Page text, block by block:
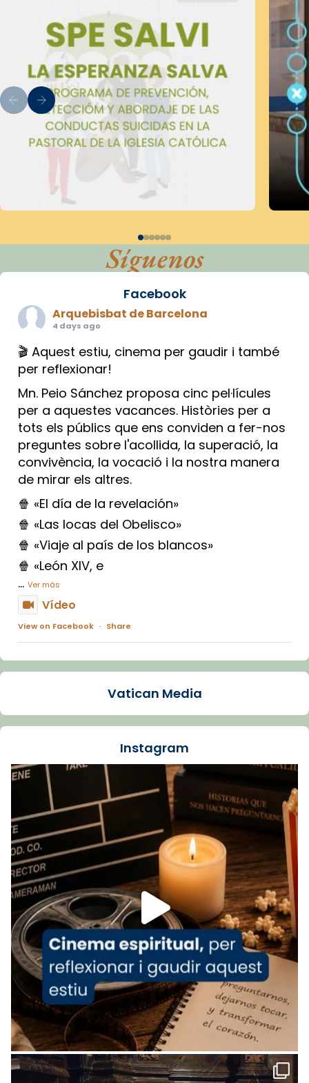
Síguenos
Facebook
Arquebisbat de Barcelona
4 days ago
🎬 Aquest estiu, cinema per gaudir i també
per reflexionar!
Mn. Peio Sánchez proposa cinc pel·lícules
per a aquestes vacances. Històries per a
tots els públics que ens conviden a fer-nos
preguntes sobre l'acollida, la superació, la
convivència, la vocació i la nostra manera
de mirar els altres.
🍿 «El día de la revelación»
🍿 «Las locas del Obelisco»
🍿 «Viaje al país de los blancos»
🍿 «León XIV, e
... Ver más
Vídeo
View on Facebook · Share
Arquebisbat de Barcelona
La Carmina va patir depressió. Fa gairebé
dos mesos, a l'Estadi Lluís Companys, la
Recupera l'entrevista comp
Vatican
tican News 👇
www.vaticannews.va/es/iglesia/news/2026-
07/carmina-historia-depresion-papa-viaje-
espana-testimoni...
Foto
View on Facebook · Share
Arquebisbat de Barcelona
2 weeks ago
«Avui les santes Juliana i Semproniana ens
ajuden a alçar la mirada»
Mons. Sergi Gordo, bisbe de Tortosa, ha
presidit aquest 27 de juliol la missa de Les
Santes de Mataró.
🔗tinyurl.com/cvu5jmbk
Vatican Media
Instagram